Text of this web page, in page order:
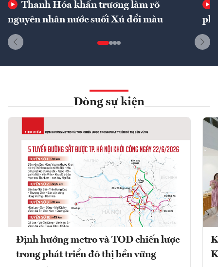
Thanh Hóa khẩn trương làm rõ
nguyên nhân nước suối Xú đổi màu
phí
Dòng sự kiện
Định hướng metro và TOD chiến lược
trong phát triển đô thị bền vững